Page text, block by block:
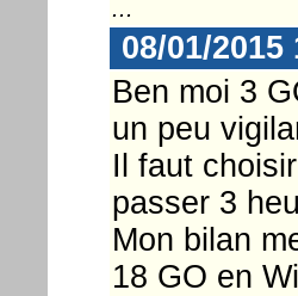
...
08/01/
Ben moi 3
un peu
Il faut
passer 3
Mon bilan
18 GO en